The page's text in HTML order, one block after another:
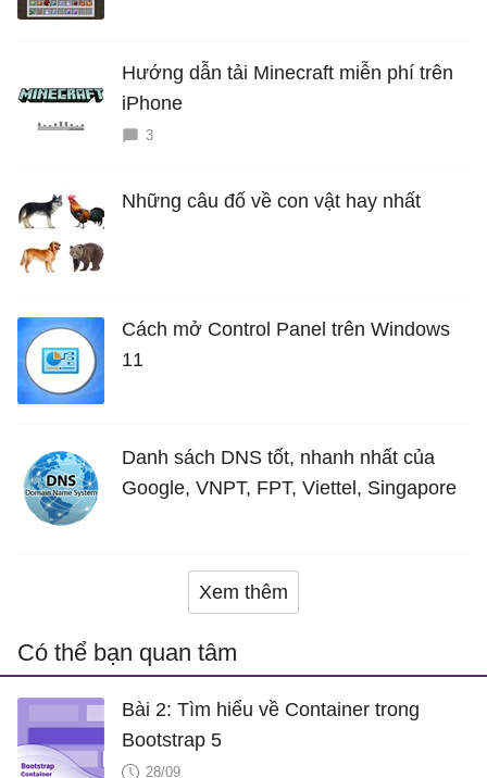
Hướng dẫn tải Minecraft miễn phí trên
iPhone
3
Những câu đố về con vật hay nhất
Cách mở Control Panel trên Windows
11
Danh sách DNS tốt, nhanh nhất của
Google, VNPT, FPT, Viettel, Singapore
Xem thêm
Có thể bạn quan tâm
Bài 2: Tìm hiểu về Container trong
Bootstrap 5
28/09